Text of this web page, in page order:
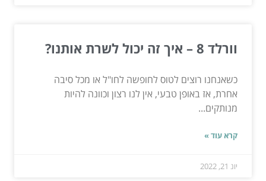
וורלד 8 – איך זה יכול לשרת אותנו?
כשאנחנו רוצים לטוס לחופשה לחו"ל או מכל סיבה
אחרת, אז באופן טבעי, אין לנו רצון וכוונה להיות
מנותקים...
קרא עוד »
יונ 21, 2022